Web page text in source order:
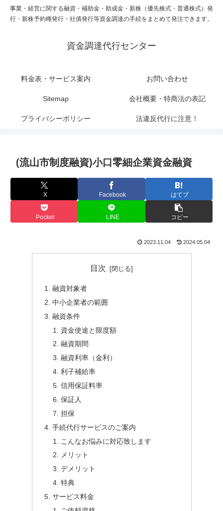
事業・経営に関する融資・補助金・助成金・新株（優先株式・普通株式）発
行・新株予約権発行・社債発行等資金調達の手続をまとめて発注できます。
資金調達代行センター
料金表・サービス案内 お問い合わせ
Sitemap 会社概要・特商法の表記
プライバシーポリシー 法違反代行に注意！
(流山市制度融資)小口零細企業資金融資
X Facebook はてブ
Pocket LINE コピー
2023.11.04 2024.05.04
目次
融資対象者
中小企業者の範囲
融資条件
資金使途と限度額
融資期間
融資利率（金利）
利子補給率
信用保証料率
保証人
担保
手続代行サービスのご案内
こんなお悩みに対応致します
メリット
デメリット
特典
サービス料金